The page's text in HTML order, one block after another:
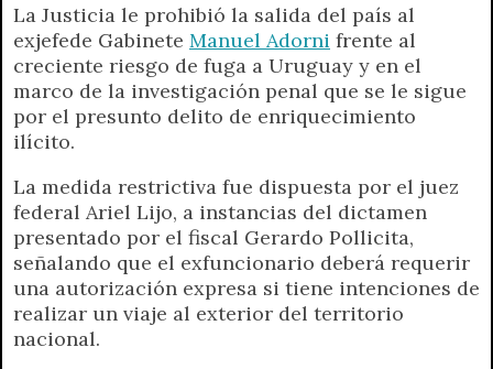
La Justicia le prohibió la salida del país al
exjefede Gabinete Manuel Adorni frente al
creciente riesgo de fuga a Uruguay y en el
marco de la investigación penal que se le sigue
por el presunto delito de enriquecimiento
ilícito.
La medida restrictiva fue dispuesta por el juez
federal Ariel Lijo, a instancias del dictamen
presentado por el fiscal Gerardo Pollicita,
señalando que el exfuncionario deberá requerir
una autorización expresa si tiene intenciones de
realizar un viaje al exterior del territorio
nacional.